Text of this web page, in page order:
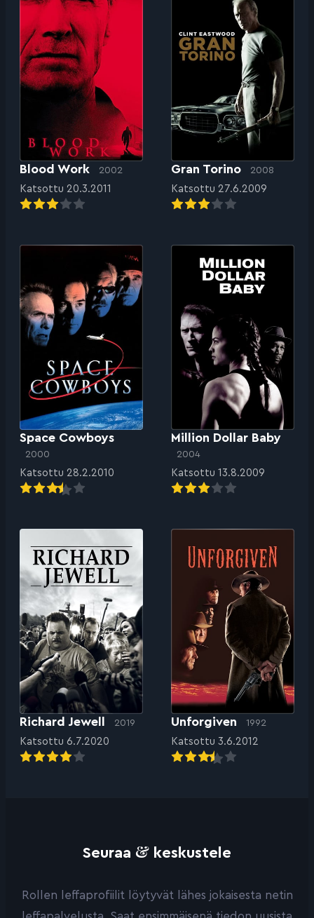
Blood Work 2002
Katsottu 20.3.2011
Gran Torino 2008
Katsottu 27.6.2009
Space Cowboys
2000
Katsottu 28.2.2010
Million Dollar Baby
2004
Katsottu 13.8.2009
Richard Jewell 2019
Katsottu 6.7.2020
Unforgiven 1992
Katsottu 3.6.2012
Seuraa & keskustele
Rollen leffaprofiilit löytyvät lähes jokaisesta netin